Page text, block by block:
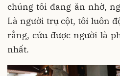
chúng tôi đang ăn nhờ,
Là người trụ cột, tôi luôn
rằng, cứu được người là
nhất.